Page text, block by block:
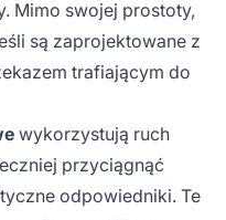
Mimo swojej prostoty,
są zaprojektowane z
trafiającym do
wykorzystują ruch
przyciągnąć
odpowiedniki. Te